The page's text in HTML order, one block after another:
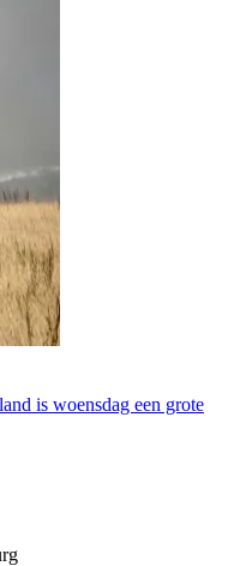
is woensdag een grote